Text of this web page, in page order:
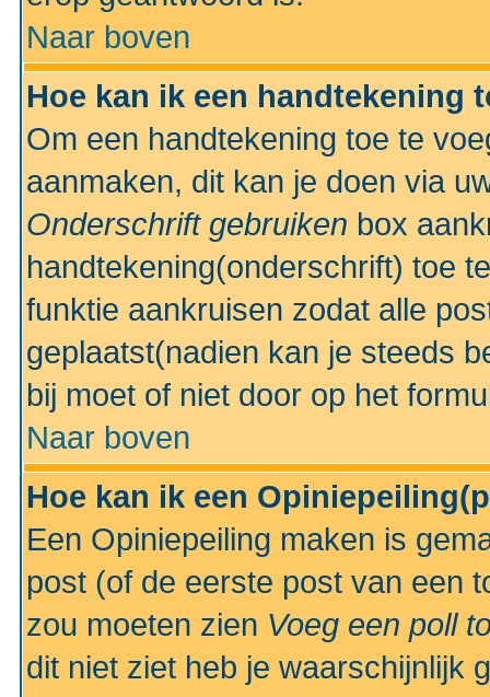
Naar boven
Hoe kan ik een handtekening
Om een handtekening toe te
aanmaken, dit kan je doen via
Onderschrift gebruiken box
handtekening(onderschrift) toe
funktie aankruisen zodat alle
geplaatst(nadien kan je steeds
bij moet of niet door op het
Naar boven
Hoe kan ik een
Een Opiniepeiling maken is
post (of de eerste post van een
zou moeten zien Voeg een poll
dit niet ziet heb je waarschijnlijk